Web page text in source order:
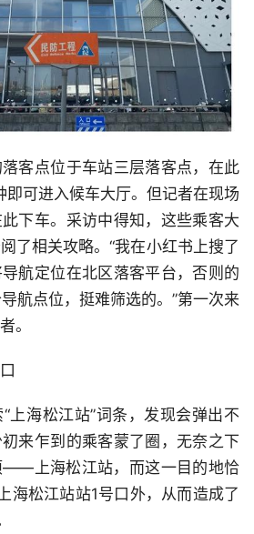
客点位于车站三层落客点，在此
即可进入候车大厅。但记者在现场
下车。采访中得知，这些乘客大
了相关攻略。“我在小红书上搜了
航定位在北区落客平台，否则的
航点位，挺难筛选的。”第一次来
。
上海松江站”词条，发现会弹出不
来乍到的乘客蒙了圈，无奈之下
——上海松江站，而这一目的地恰
海松江站站1号口外，从而造成了